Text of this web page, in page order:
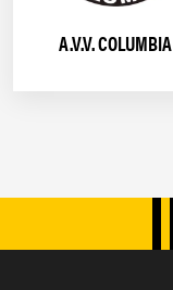
A.V.V. COLUMBIA